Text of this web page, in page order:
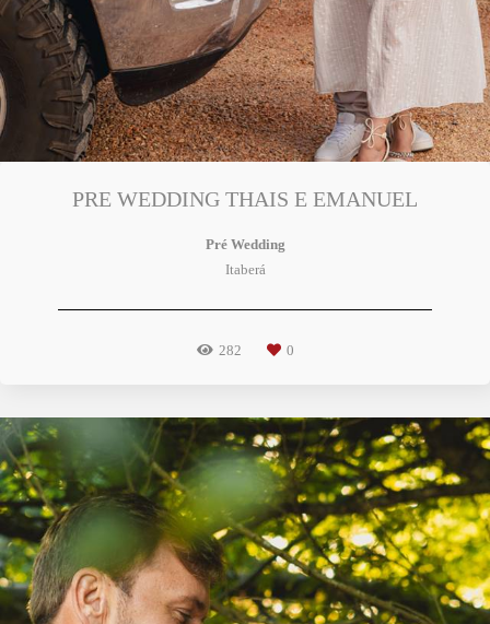
PRE WEDDING THAIS E EMANUEL
Pré Wedding
Itaberá
282 0